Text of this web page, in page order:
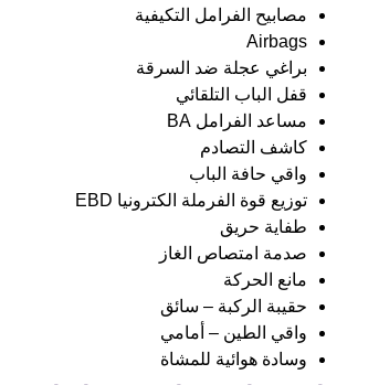
مصابيح الفرامل التكيفية
Airbags
براغي عجلة ضد السرقة
قفل الباب التلقائي
مساعد الفرامل BA
كاشف التصادم
واقي حافة الباب
توزيع قوة الفرملة الكترونيا EBD
طفاية حريق
صدمة امتصاص الغاز
مانع الحركة
حقيبة الركبة – سائق
واقي الطين – أمامي
وسادة هوائية للمشاة